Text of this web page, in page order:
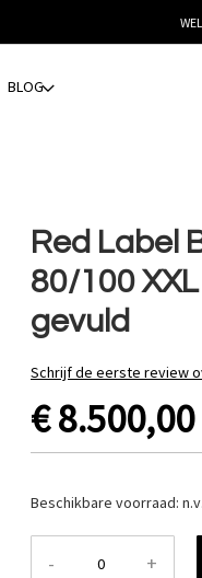
BLOG
Red Label
80/100
gevuld
Schrijf de eerste review
€ 8.500,00
Beschikbare voorraad:
- +